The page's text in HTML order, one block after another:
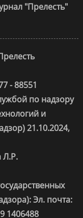
"Прелесть"
- 88551
по надзору
и
21.10.2024,
Л.Р.
Эл. почта:
1406488